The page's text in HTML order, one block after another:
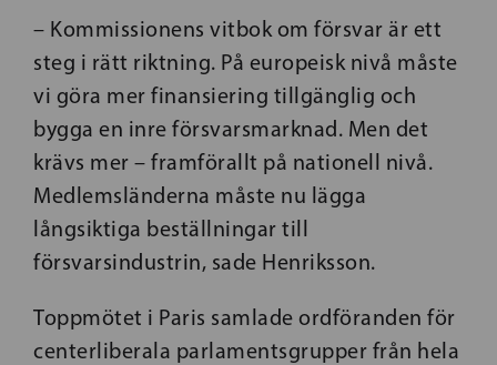
– Kommissionens vitbok om försvar är ett
steg i rätt riktning. På europeisk nivå måste
vi göra mer finansiering tillgänglig och
bygga en inre försvarsmarknad. Men det
krävs mer – framförallt på nationell nivå.
Medlemsländerna måste nu lägga
långsiktiga beställningar till
försvarsindustrin, sade Henriksson.
Toppmötet i Paris samlade ordföranden för
centerliberala parlamentsgrupper från hela